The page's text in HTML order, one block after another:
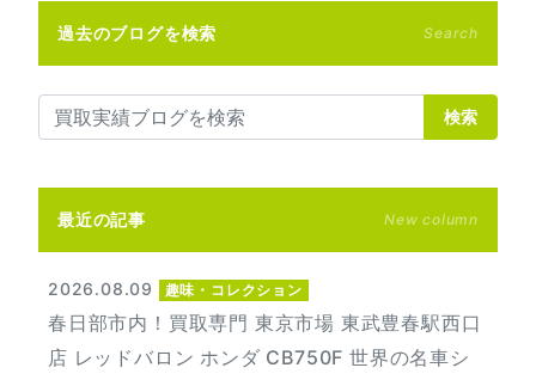
過去のブログを検索 Search
検索
最近の記事 New column
2026.08.09 趣味・コレクション
春日部市内！買取専門 東京市場 東武豊春駅西口
店 レッドバロン ホンダ CB750F 世界の名車シ